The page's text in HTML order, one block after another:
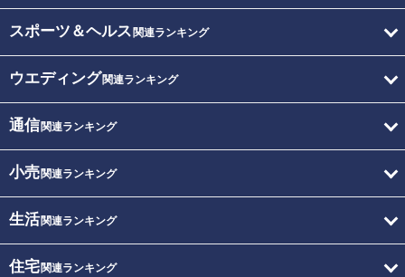
スポーツ＆ヘルス 関連ランキング
ウエディング関連ランキング
通信関連ランキング
小売関連ランキング
生活関連ランキング
住宅関連ランキング